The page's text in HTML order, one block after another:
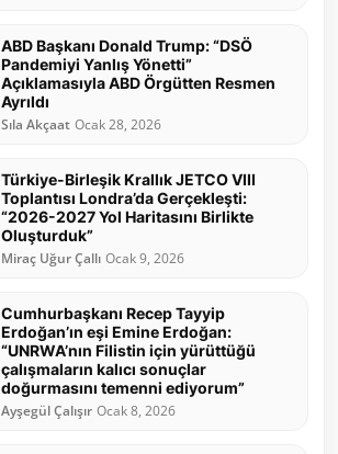
ABD Başkanı Donald Trump: “DSÖ
Pandemiyi Yanlış Yönetti”
Açıklamasıyla ABD Örgütten Resmen
Ayrıldı
Sıla Akçaat Ocak 28, 2026
Türkiye-Birleşik Krallık JETCO VIII
Toplantısı Londra’da Gerçekleşti:
“2026-2027 Yol Haritasını Birlikte
Oluşturduk”
Miraç Uğur Çallı Ocak 9, 2026
Cumhurbaşkanı Recep Tayyip
Erdoğan’ın eşi Emine Erdoğan:
“UNRWA’nın Filistin için yürüttüğü
çalışmaların kalıcı sonuçlar
doğurmasını temenni ediyorum”
Ayşegül Çalışır Ocak 8, 2026